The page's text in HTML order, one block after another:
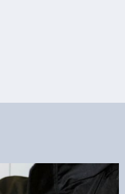
utført elektriske
og